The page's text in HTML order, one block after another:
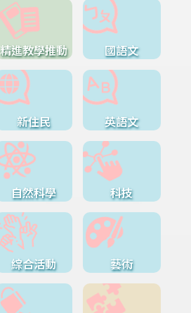
精進教學推動 國語文
新住民 英語文
自然科學 科技
綜合活動 藝術